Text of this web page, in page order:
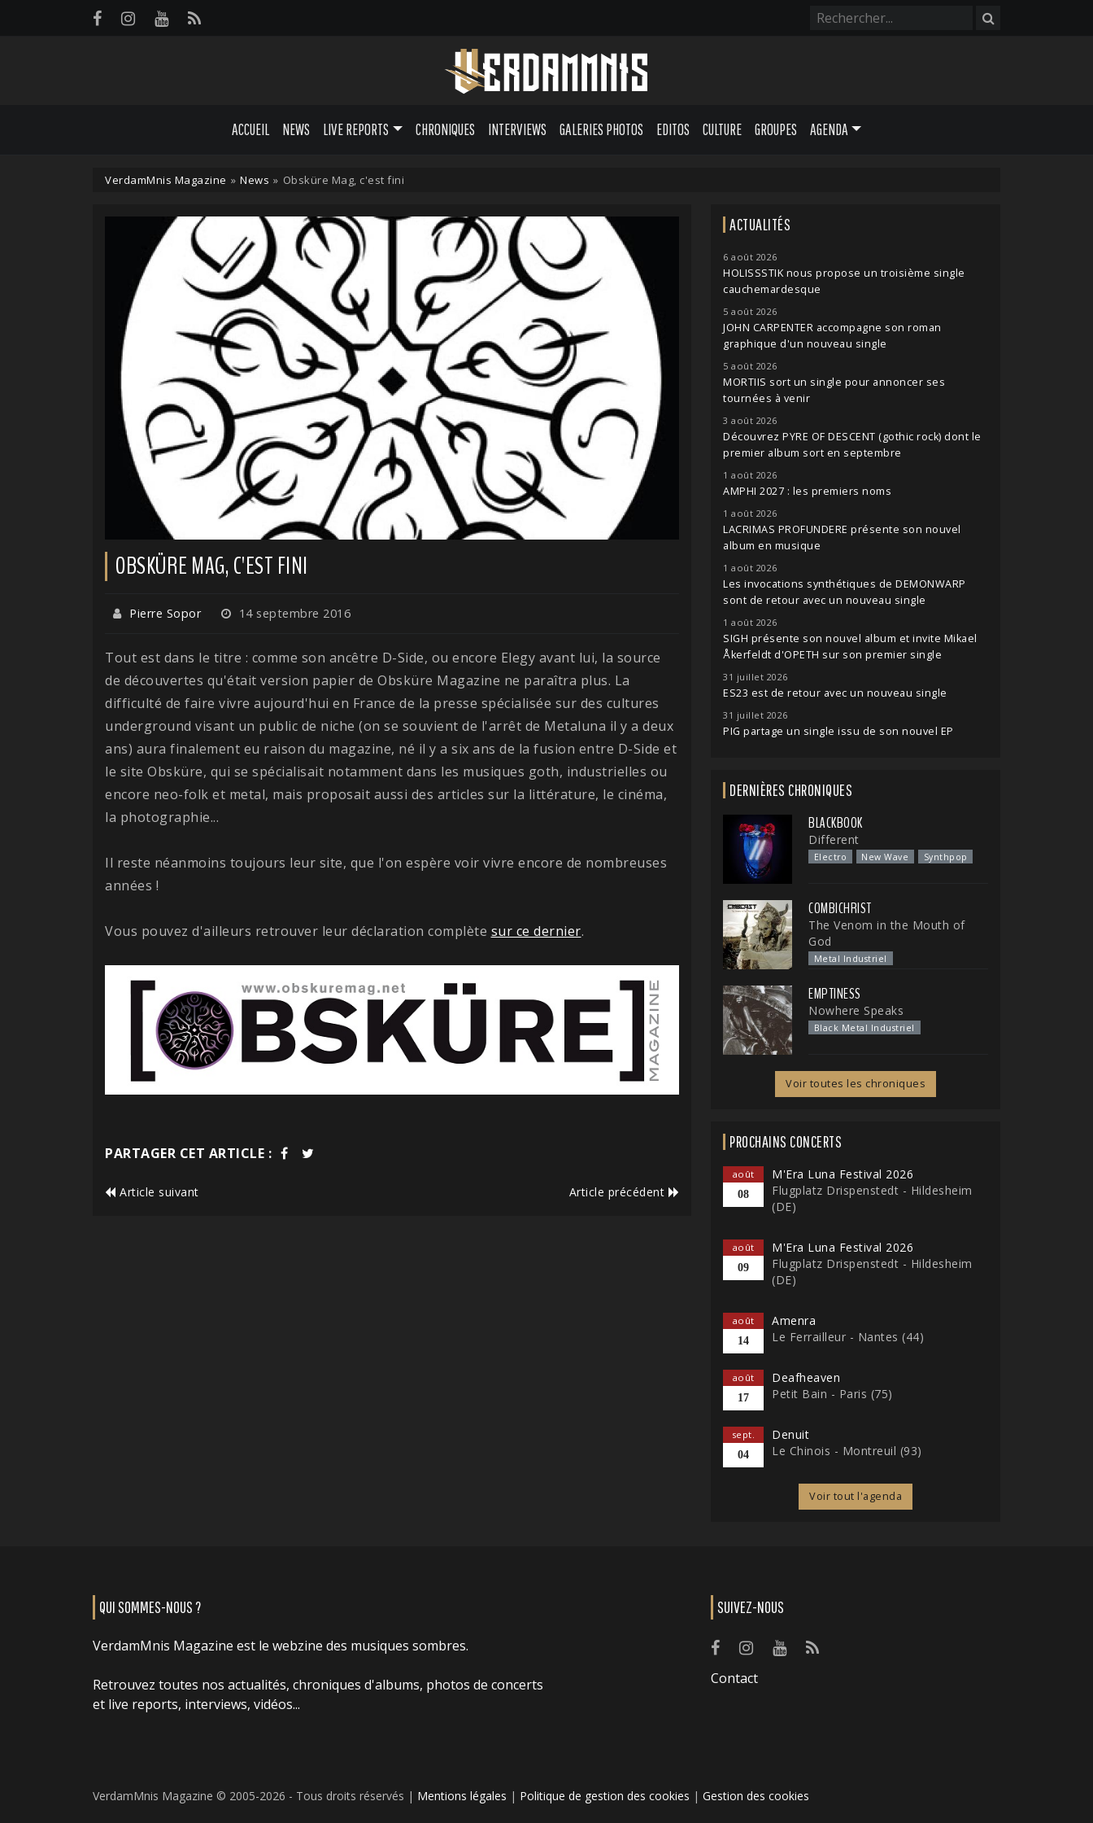
ACCUEIL NEWS LIVE REPORTS CHRONIQUES INTERVIEWS GALERIES PHOTOS EDITOS CULTURE GROUPES AGENDA
VerdamMnis Magazine » News » Obsküre Mag, c'est fini
OBSKÜRE MAG, C'EST FINI
Pierre Sopor 14 septembre 2016
Tout est dans le titre : comme son ancêtre D-Side, ou encore Elegy avant lui, la source
de découvertes qu'était version papier de Obsküre Magazine ne paraîtra plus. La
difficulté de faire vivre aujourd'hui en France de la presse spécialisée sur des cultures
underground visant un public de niche (on se souvient de l'arrêt de Metaluna il y a deux
ans) aura finalement eu raison du magazine, né il y a six ans de la fusion entre D-Side et
le site Obsküre, qui se spécialisait notamment dans les musiques goth, industrielles ou
encore neo-folk et metal, mais proposait aussi des articles sur la littérature, le cinéma,
la photographie...
Il reste néanmoins toujours leur site, que l'on espère voir vivre encore de nombreuses
années !
Vous pouvez d'ailleurs retrouver leur déclaration complète sur ce dernier.
PARTAGER CET ARTICLE :
Article suivant Article précédent
ACTUALITÉS
6 août 2026
HOLISSSTIK nous propose un troisième single
cauchemardesque
5 août 2026
JOHN CARPENTER accompagne son roman
graphique d'un nouveau single
5 août 2026
MORTIIS sort un single pour annoncer ses
tournées à venir
3 août 2026
Découvrez PYRE OF DESCENT (gothic rock) dont le
premier album sort en septembre
1 août 2026
AMPHI 2027 : les premiers noms
1 août 2026
LACRIMAS PROFUNDERE présente son nouvel
album en musique
1 août 2026
Les invocations synthétiques de DEMONWARP
sont de retour avec un nouveau single
1 août 2026
SIGH présente son nouvel album et invite Mikael
Åkerfeldt d'OPETH sur son premier single
31 juillet 2026
ES23 est de retour avec un nouveau single
31 juillet 2026
PIG partage un single issu de son nouvel EP
DERNIÈRES CHRONIQUES
BLACKBOOK
Different
Electro New Wave Synthpop
COMBICHRIST
The Venom in the Mouth of
God
Metal Industriel
EMPTINESS
Nowhere Speaks
Black Metal Industriel
Voir toutes les chroniques
PROCHAINS CONCERTS
août
08
M'Era Luna Festival 2026
Flugplatz Drispenstedt - Hildesheim
(DE)
août
09
M'Era Luna Festival 2026
Flugplatz Drispenstedt - Hildesheim
(DE)
août
14
Amenra
Le Ferrailleur - Nantes (44)
août
17
Deafheaven
Petit Bain - Paris (75)
sept.
04
Denuit
Le Chinois - Montreuil (93)
Voir tout l'agenda
QUI SOMMES-NOUS ?
VerdamMnis Magazine est le webzine des musiques sombres.
Retrouvez toutes nos actualités, chroniques d'albums, photos de concerts
et live reports, interviews, vidéos...
SUIVEZ-NOUS
Contact
VerdamMnis Magazine © 2005-2026 - Tous droits réservés | Mentions légales | Politique de gestion des cookies | Gestion des cookies
Panneau de gestion des cookies